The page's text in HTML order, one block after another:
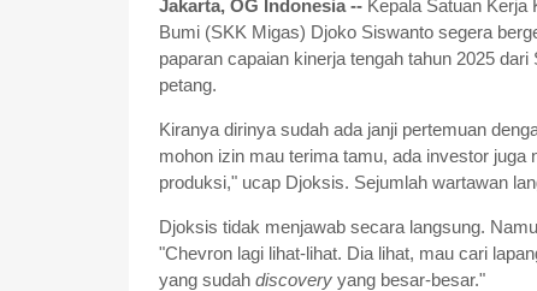
Jakarta, OG Indonesia -- Kepala Satuan
Bumi (SKK Migas) Djoko Siswanto segera
paparan capaian kinerja tengah tahun 2025
petang.
Kiranya dirinya sudah ada janji pertemuan
mohon izin mau terima tamu, ada investor
produksi," ucap Djoksis. Sejumlah wartawan
Djoksis tidak menjawab secara langsung.
"Chevron lagi lihat-lihat. Dia lihat, mau cari
yang sudah discovery yang besar-besar."